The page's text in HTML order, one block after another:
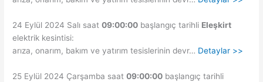
24 Eylül 2024 Salı saat09:00:00 başlangıç tarihli Eleşkirt
elektrik kesintisi:
arıza, onarım, bakım ve yatırım tesislerinin devr… Detaylar >>
25 Eylül 2024 Çarşamba saat09:00:00 başlangıç tarihli